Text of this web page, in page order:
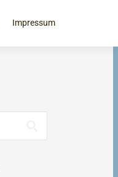
Impressum